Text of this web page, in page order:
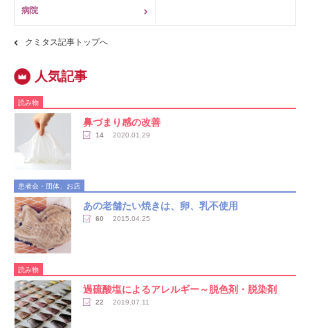
病院
クミタス記事トップへ
読み物
鼻づまり感の改善
14 2020.01.29
患者会・団体、お店
あの老舗たい焼きは、卵、乳不使用
60 2015.04.25
読み物
過硫酸塩によるアレルギー～脱色剤・脱染剤
22 2019.07.11